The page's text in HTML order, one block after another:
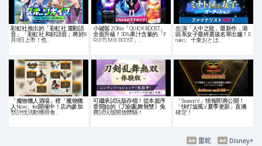
彩虹社推出的「彩虹社 運動語
音」「彩虹社 和好語音」將於8
月8日上市！也…
小罐裝 ZONe「QUICK BOOST」
全面升級！30%果汁含量的「F
RUITS MIX BOOST」…
出演「人中之龍」最新作，港
區系女子最終選拔名單出爐！E
nako、十束おとは…
「魔物獵人酒場」裡「魔物獵
人Now」fes開催中！店内參加
型討伐活動獲得食…
可繼承試玩版存檔！從本篇序
章開始的《刀劍亂舞無雙》免
費試玩版開放體驗！
「Season V」情報即將公開！
「快打旋風V 夏季更新」直播
確定！
Disney+
雷蛇